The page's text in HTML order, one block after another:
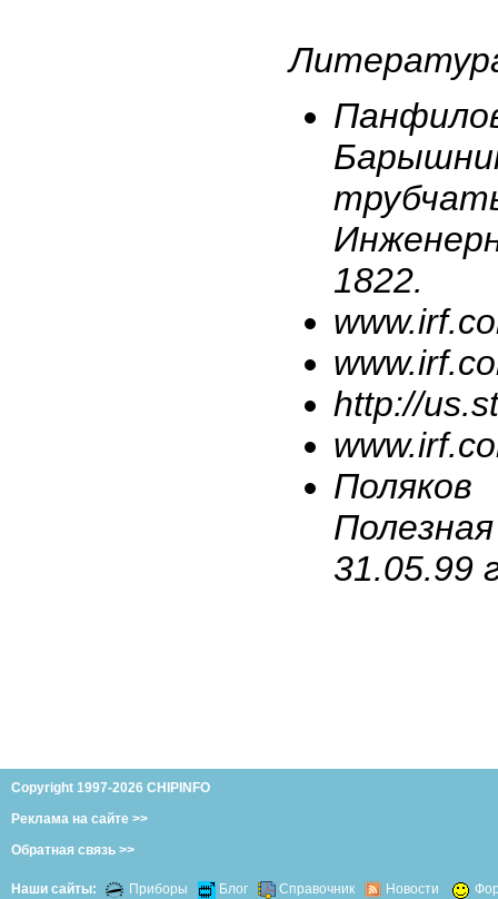
1822.
http://
31.05.99
Copyright 1997-2026 CHIPINFO
Реклама на сайте >>
Обратная связь >>
Наши сайты: Приборы Блог Справочник Новости